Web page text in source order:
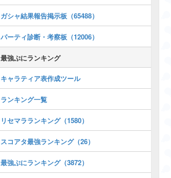
ガシャ結果報告掲示板（65488）
パーティ診断・考察板（12006）
最強ぷにランキング
キャラティア表作成ツール
ランキング一覧
リセマラランキング（1580）
スコアタ最強ランキング（26）
最強ぷにランキング（3872）